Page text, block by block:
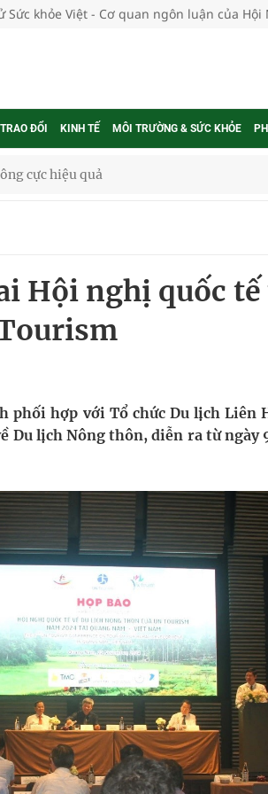
Sức khỏe Việt - Cơ quan ngôn luận của Hội
ĐỔI KINH TẾ MÔI TRƯỜNG & SỨC KHỎE
cực hiệu quả
thực tế
ung thư
Của Các Loài Nhân Sâm (Panax
nhiệt độ cao nhất 35 độ
khám sàng lọc cho người dân
Hội nghị quốc
phối hợp với Tổ chức Du lịch Liên
Du lịch Nông thôn, diễn ra từ ngày